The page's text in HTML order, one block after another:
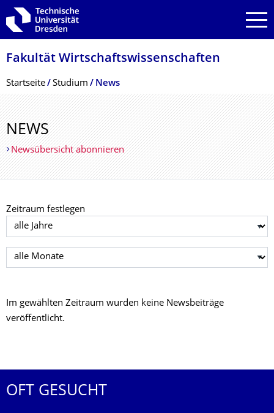
Zur Hauptnavigation springen
Zur Suche springen
Zum Inhalt springen
Fakultät Wirtschaftswissen­schaften
Breadcrumb-Menü
Startseite Studium News
NEWS
Newsübersicht abonnieren
Zeitraum festlegen
Jahr auswählen
Monat auswählen
Im gewählten Zeitraum wurden keine Newsbeiträge
veröffentlicht.
OFT GESUCHT